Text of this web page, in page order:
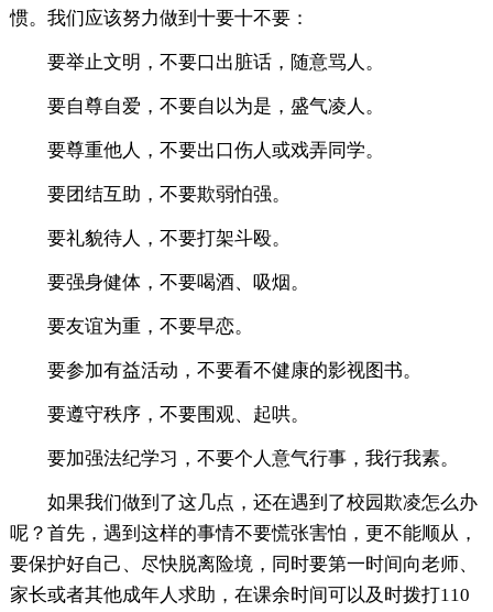
惯。我们应该努力做到十要十不要：
要举止文明，不要口出脏话，随意骂人。
要自尊自爱，不要自以为是，盛气凌人。
要尊重他人，不要出口伤人或戏弄同学。
要团结互助，不要欺弱怕强。
要礼貌待人，不要打架斗殴。
要强身健体，不要喝酒、吸烟。
要友谊为重，不要早恋。
要参加有益活动，不要看不健康的影视图书。
要遵守秩序，不要围观、起哄。
要加强法纪学习，不要个人意气行事，我行我素。
如果我们做到了这几点，还在遇到了校园欺凌怎么办
呢？首先，遇到这样的事情不要慌张害怕，更不能顺从，
要保护好自己、尽快脱离险境，同时要第一时间向老师、
家长或者其他成年人求助，在课余时间可以及时拨打110